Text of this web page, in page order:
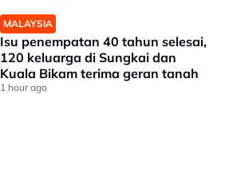
MALAYSIA
Isu penempatan 40 tahun selesai,
120 keluarga di Sungkai dan
Kuala Bikam terima geran tanah
1 hour ago